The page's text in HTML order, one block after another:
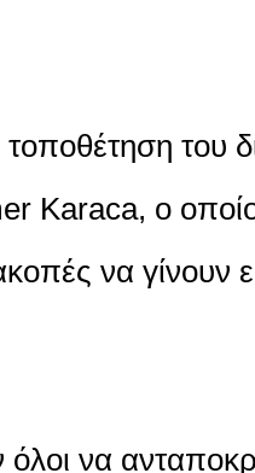
του
Karaca, ο
να γίνουν
να